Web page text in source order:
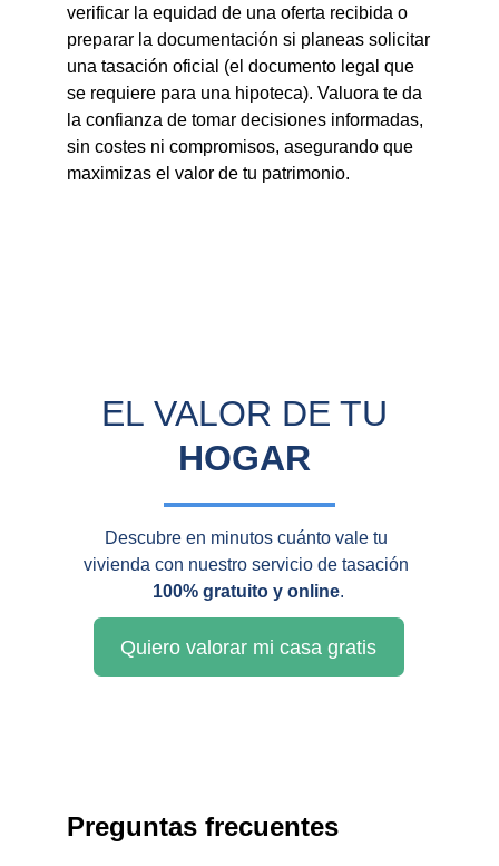
verificar la equidad de una oferta recibida o
preparar la documentación si planeas solicitar
una tasación oficial (el documento legal que
se requiere para una hipoteca). Valuora te da
la confianza de tomar decisiones informadas,
sin costes ni compromisos, asegurando que
maximizas el valor de tu patrimonio.
EL VALOR DE TU
HOGAR
Quiero valorar mi casa gratis
Descubre en minutos cuánto vale tu
vivienda con nuestro servicio de tasación
100% gratuito y online.
Preguntas frecuentes